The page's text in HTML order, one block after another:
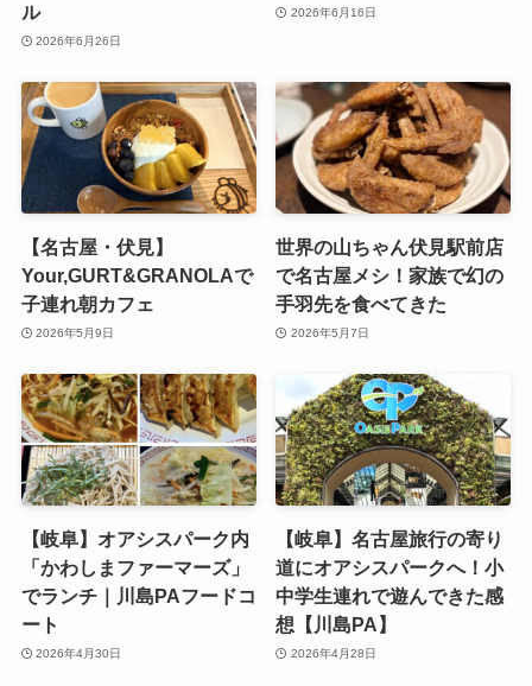
ル
2026年6月26日
2026年6月16日
【名古屋・伏見】
Your,GURT&GRANOLAで
子連れ朝カフェ
2026年5月9日
世界の山ちゃん伏見駅前店
で名古屋メシ！家族で幻の
手羽先を食べてきた
2026年5月7日
【岐阜】オアシスパーク内
「かわしまファーマーズ」
でランチ｜川島PAフードコ
ート
2026年4月30日
【岐阜】名古屋旅行の寄り
道にオアシスパークへ！小
中学生連れで遊んできた感
想【川島PA】
2026年4月28日